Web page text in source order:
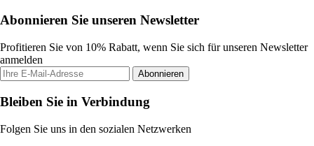
Abonnieren Sie unseren Newsletter
Profitieren Sie von 10% Rabatt, wenn Sie sich für unseren Newsletter
anmelden
Abonnieren
Bleiben Sie in Verbindung
Folgen Sie uns in den sozialen Netzwerken